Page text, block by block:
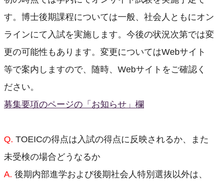
す。博士後期課程については一般、社会人ともにオン
ラインにて入試を実施します。今後の状況次第では変
更の可能性もあります。変更についてはWebサイト
等で案内しますので、随時、Webサイトをご確認く
ださい。
募集要項のページの「お知らせ」欄
Q. TOEICの得点は入試の得点に反映されるか、また
未受検の場合どうなるか
A. 後期内部進学および後期社会人特別選抜以外は、